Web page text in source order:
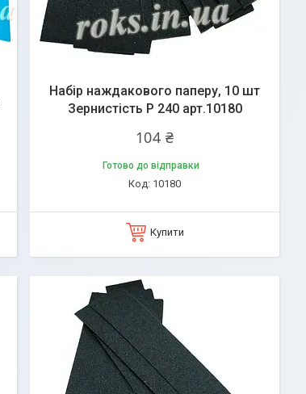
Набір наждакового паперу, 10 шт
Зернистість Р 240 арт.10180
104 ₴
Готово до відправки
10180
Купити